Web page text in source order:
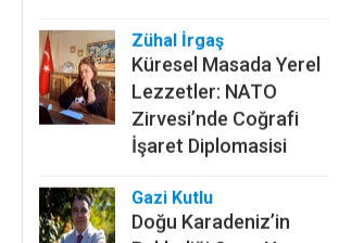
Zühal İrgaş
Küresel Masada Yerel
Lezzetler: NATO
Zirvesi’nde Coğrafi
İşaret Diplomasisi
Gazi Kutlu
Doğu Karadeniz’in